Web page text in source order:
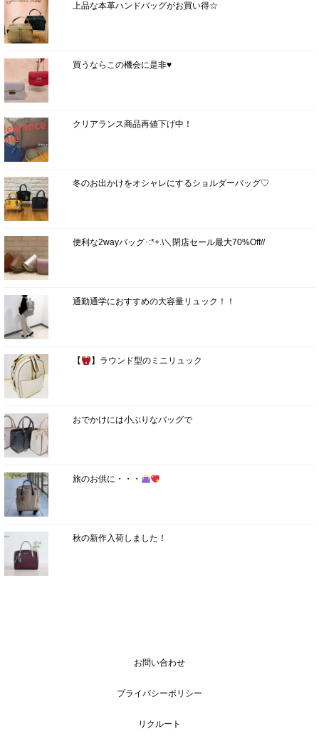
上品な本革ハンドバッグがお買い得☆
買うならこの機会に是非♥
クリアランス商品再値下げ中！
冬のお出かけをオシャレにするショルダーバッグ♡
便利な2wayバッグ･:*+.\＼閉店セール最大70%Off//
通勤通学におすすめの大容量リュック！！
【 】ラウンド型のミニリュック
おでかけには小ぶりなバッグで
旅のお供に・・・
秋の新作入荷しました！
お問い合わせ
プライバシーポリシー
リクルート